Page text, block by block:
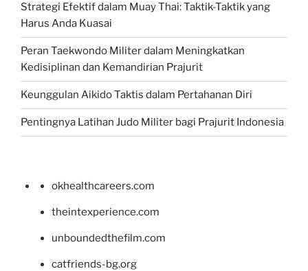
Strategi Efektif dalam Muay Thai: Taktik-Taktik yang
Harus Anda Kuasai
Peran Taekwondo Militer dalam Meningkatkan
Kedisiplinan dan Kemandirian Prajurit
Keunggulan Aikido Taktis dalam Pertahanan Diri
Pentingnya Latihan Judo Militer bagi Prajurit Indonesia
okhealthcareers.com
theintexperience.com
unboundedthefilm.com
catfriends-bg.org